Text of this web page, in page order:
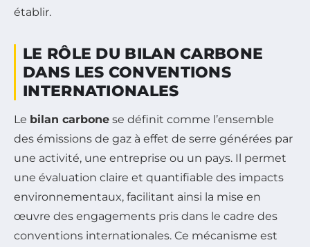
établir.
LE RÔLE DU BILAN CARBONE
DANS LES CONVENTIONS
INTERNATIONALES
Le bilan carbone se définit comme l’ensemble
des émissions de gaz à effet de serre générées par
une activité, une entreprise ou un pays. Il permet
une évaluation claire et quantifiable des impacts
environnementaux, facilitant ainsi la mise en
œuvre des engagements pris dans le cadre des
conventions internationales. Ce mécanisme est